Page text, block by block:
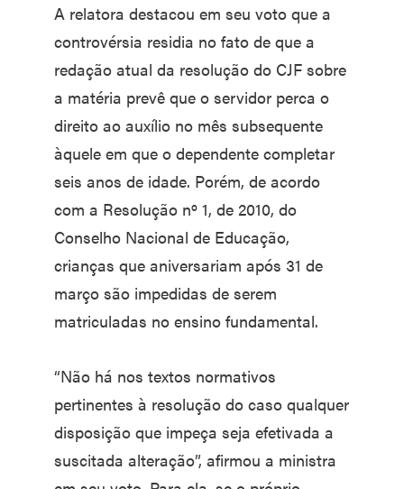
A relatora destacou em seu voto que a
controvérsia residia no fato de que a
redação atual da resolução do CJF sobre
a matéria prevê que o servidor perca o
direito ao auxílio no mês subsequente
àquele em que o dependente completar
seis anos de idade. Porém, de acordo
com a Resolução nº 1, de 2010, do
Conselho Nacional de Educação,
crianças que aniversariam após 31 de
março são impedidas de serem
matriculadas no ensino fundamental.
“Não há nos textos normativos
pertinentes à resolução do caso qualquer
disposição que impeça seja efetivada a
suscitada alteração”, afirmou a ministra